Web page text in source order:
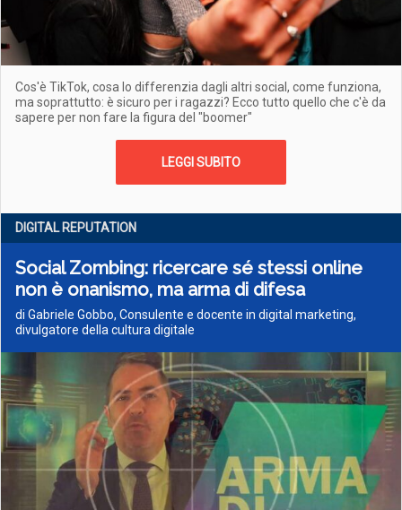
Cos'è TikTok, cosa lo differenzia dagli altri social, come funziona,
ma soprattutto: è sicuro per i ragazzi? Ecco tutto quello che c'è da
sapere per non fare la figura del "boomer"
LEGGI SUBITO
DIGITAL REPUTATION
Social Zombing: ricercare sé stessi online
non è onanismo, ma arma di difesa
di Gabriele Gobbo, Consulente e docente in digital marketing,
divulgatore della cultura digitale